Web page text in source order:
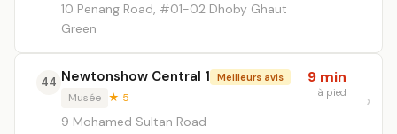
10 Penang Road, #01-02 Dhoby Ghaut
Green
44 Newtonshow Central 1 Meilleurs avis
Musée ★ 5
9 Mohamed Sultan Road
9 min
à pied